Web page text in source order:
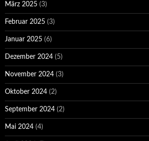
März 2025 (3)
Februar 2025 (3)
Januar 2025 (6)
Dezember 2024 (5)
November 2024 (3)
Oktober 2024 (2)
September 2024 (2)
Mai 2024 (4)